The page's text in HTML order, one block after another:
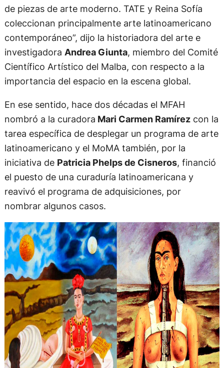
de piezas de arte moderno. TATE y Reina Sofía
coleccionan principalmente arte latinoamericano
contemporáneo”, dijo la historiadora del arte e
investigadora Andrea Giunta, miembro del Comité
Científico Artístico del Malba, con respecto a la
importancia del espacio en la escena global.
En ese sentido, hace dos décadas el MFAH
nombró a la curadora Mari Carmen Ramírezcon la
tarea específica de desplegar un programa de arte
latinoamericano y el MoMA también, por la
iniciativa de Patricia Phelps de Cisneros, financió
el puesto de una curaduría latinoamericana y
reavivó el programa de adquisiciones, por
nombrar algunos casos.